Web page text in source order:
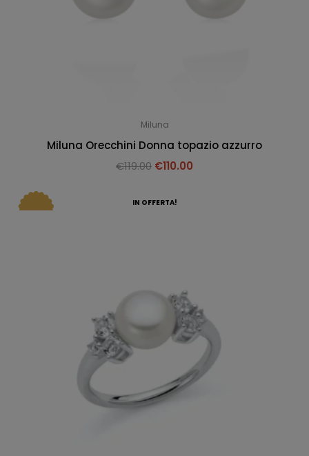
Miluna
Miluna Orecchini Donna topazio azzurro
€119.00 €110.00
IN OFFERTA!